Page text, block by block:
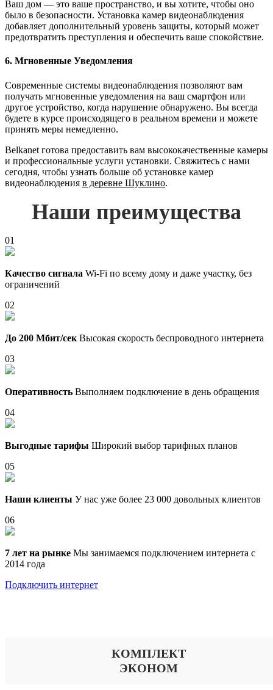
Ваш дом — это ваше пространство, и вы хотите, чтобы оно
было в безопасности. Установка камер видеонаблюдения
добавляет дополнительный уровень защиты, который может
предотвратить преступления и обеспечить ваше спокойствие.
6. Мгновенные Уведомления
Современные системы видеонаблюдения позволяют вам
получать мгновенные уведомления на ваш смартфон или
другое устройство, когда нарушение обнаружено. Вы всегда
будете в курсе происходящего в реальном времени и можете
принять меры немедленно.
Belkanet готова предоставить вам высококачественные камеры
и профессиональные услуги установки. Свяжитесь с нами
сегодня, чтобы узнать больше об установке камер
видеонаблюдения в деревне Шуклино.
Наши преимущества
01
Качество сигнала Wi-Fi по всему дому и даже участку, без
ограничений
02
До 200 Мбит/сек Высокая скорость беспроводного интернета
03
Оперативность Выполняем подключение в день обращения
04
Выгодные тарифы Широкий выбор тарифных планов
05
Наши клиенты У нас уже более 23 000 довольных клиентов
06
7 лет на рынке Мы занимаемся подключением интернета с
2014 года
Подключить интернет
КОМПЛЕКТ
ЭКОНОМ